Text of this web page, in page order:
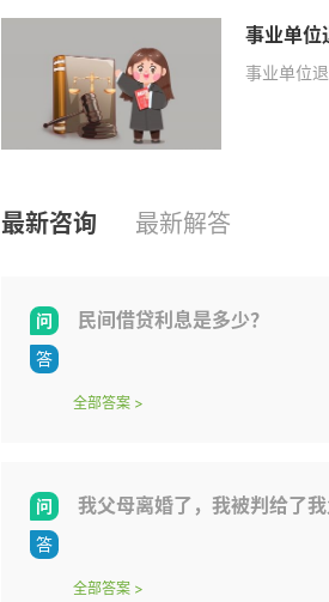
事业单位
事业单位
最新咨询 最新解答
民间借贷利息是多少？
全部答案 >
我父母离婚了，我被判给了我父亲。父母离婚时，离婚协议书说我
全部答案 >